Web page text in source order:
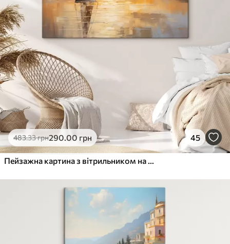
483.33грн290.00 грн 45
Пейзажна картина з вітрильником на тлі спокійного моря, помаранчево-жовтого неба, далеких гір